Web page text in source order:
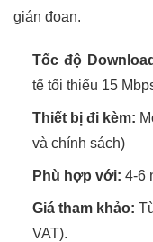
gián đoạn.
Tốc độ
tế tối thiểu 15
Thiết bị đi kèm:
và chính sách)
Phù hợp với: 4-6
Giá tham khảo:
VAT).